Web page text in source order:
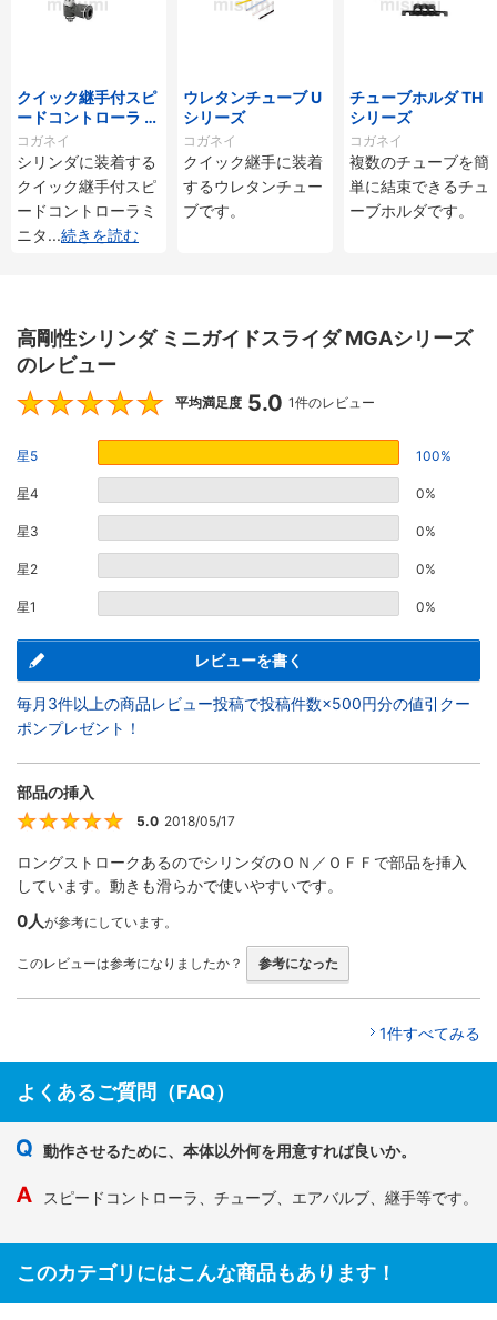
クイック継手付スピ
ードコントローラ ス
タンダードタイプ S
C□-M・SS□-Mシ
リーズ
コガネイ
シリンダに装着する
クイック継手付スピ
ードコントローラミ
ニタ...続きを読む
ウレタンチューブ U
シリーズ
コガネイ
クイック継手に装着
するウレタンチュー
ブです。
チューブホルダ TH
シリーズ
コガネイ
複数のチューブを簡
単に結束できるチュ
ーブホルダです。
高剛性シリンダ ミニガイドスライダ MGAシリーズ
のレビュー
5
平均満足度 5.0 1件のレビュー
星5 100%
星4 0%
星3 0%
星2 0%
星1 0%
レビューを書く
毎月3件以上の商品レビュー投稿で投稿件数×500円分の値引クー
ポンプレゼント！
部品の挿入
5.0 2018/05/17
ロングストロークあるのでシリンダのＯＮ／ＯＦＦで部品を挿入
しています。動きも滑らかで使いやすいです。
0人が参考にしています。
このレビューは参考になりましたか？ 参考になった
1件すべてみる
よくあるご質問（FAQ）
動作させるために、本体以外何を用意すれば良いか。
スピードコントローラ、チューブ、エアバルブ、継手等です。
このカテゴリにはこんな商品もあります！